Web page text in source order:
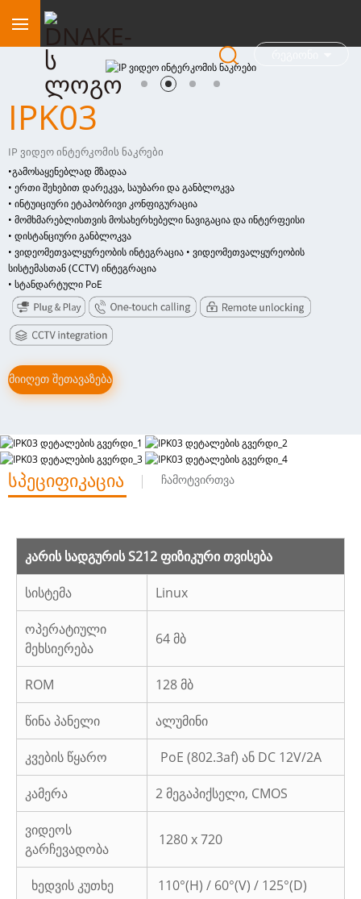
IPK03
IP ვიდეო ინტერკომის ნაკრები
•გამოსაყენებლად მზადაა
• ერთი შეხებით დარეკვა, საუბარი და განბლოკვა
• ინტუიციური ეტაპობრივი კონფიგურაცია
• მომხმარებლისთვის მოსახერხებელი ნავიგაცია და ინტერფეისი
• დისტანციური განბლოკვა
• ვიდეომეთვალყურეობის ინტეგრაცია • ვიდეომეთვალყურეობის
სისტემასთან (CCTV) ინტეგრაცია
• სტანდარტული PoE
მიიღეთ შეთავაზება
სპეციფიკაცია ჩამოტვირთვა
კარის სადგურის S212 ფიზიკური თვისება
სისტემა Linux
ოპერატიული
მეხსიერება
64 მბ
ROM 128 მბ
წინა პანელი ალუმინი
კვების წყარო PoE (802.3af) ან DC 12V/2A
კამერა 2 მეგაპიქსელი, CMOS
ვიდეოს
გარჩევადობა
1280 x 720
ხედვის კუთხე 110°(H) / 60°(V) / 125°(D)